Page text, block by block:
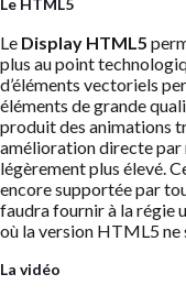
Le HTML5
Le Display HTML5
plus au point
d’éléments vectoriels
éléments de grande
produit des animations
amélioration directe par
légèrement plus élevé.
encore supportée par
faudra fournir à la régie
où la version HTML5 ne
La vidéo